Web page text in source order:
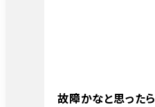
故障かなと思ったら